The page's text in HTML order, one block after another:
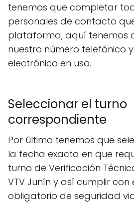
tenemos que completar
personales de contacto
plataforma, aquí tenemos
nuestro número telefónico
electrónico en uso.
Seleccionar el turno
correspondiente
Por último tenemos que
la fecha exacta en que
turno de Verificación
VTV Junín y así cumplir con
obligatorio de seguridad